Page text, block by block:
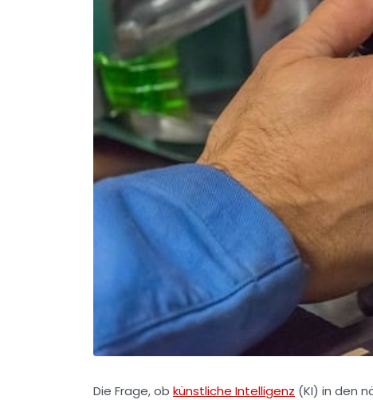
Die Frage, ob künstliche Intelligenz (KI) in den